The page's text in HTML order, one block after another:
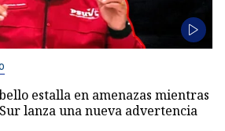
estalla en amenazas mientras
lanza una nueva advertencia